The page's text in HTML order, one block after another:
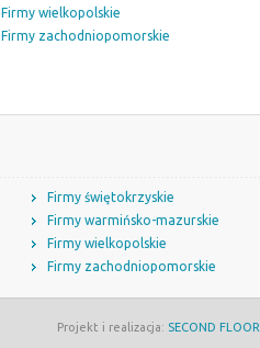
Firmy wielkopolskie
Firmy zachodniopomorskie
Firmy świętokrzyskie
Firmy warmińsko-mazurskie
Firmy wielkopolskie
Firmy zachodniopomorskie
Projekt i realizacja: SECOND FLOOR